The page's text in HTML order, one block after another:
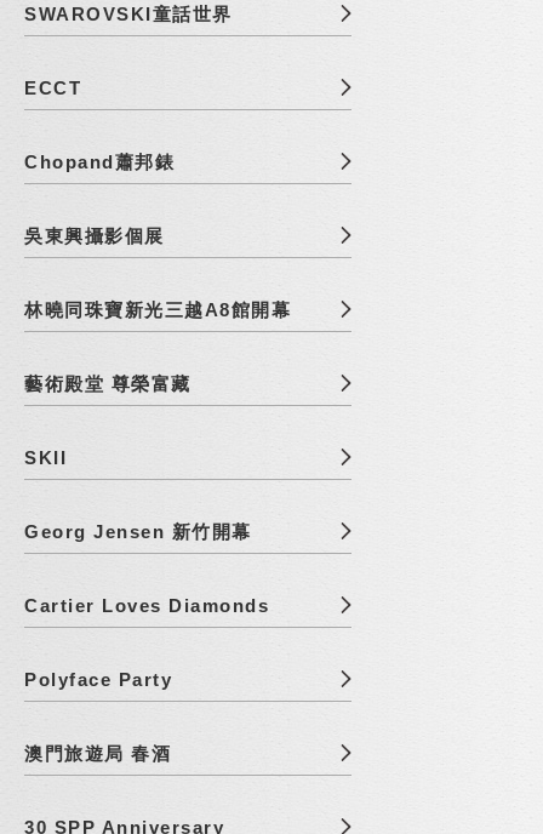
SWAROVSKI童話世界
ECCT
Chopand蕭邦錶
吳東興攝影個展
林曉同珠寶新光三越A8館開幕
藝術殿堂 尊榮富藏
SKII
Georg Jensen 新竹開幕
Cartier Loves Diamonds
Polyface Party
澳門旅遊局 春酒
30 SPP Anniversary